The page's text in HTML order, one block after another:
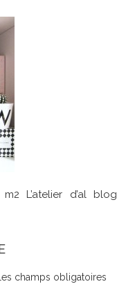
L’atelier d’al blog
Les champs obligatoires